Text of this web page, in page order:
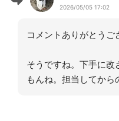
2026/05/05 17:02
コメントありがとうご
そうですね。下手に改
もんね。担当してから